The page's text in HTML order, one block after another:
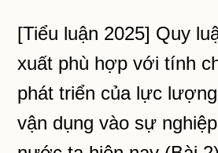
[Tiểu luận 2025] Quy
xuất phù hợp với tính
phát triển của lực
vận dụng vào sự